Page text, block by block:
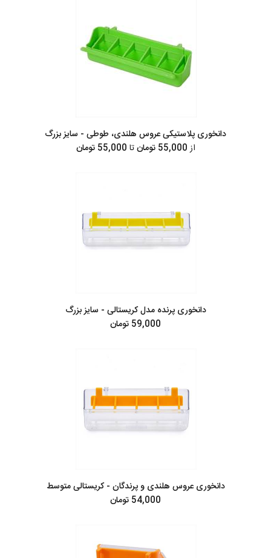
دانخوری پلاستیکی عروس هلندی، طوطی - سایز بزرگ
از55,000 تومان تا
دانخوری پرنده مدل کریستالی - سایز بزرگ
59,000 تومان
دانخوری عروس هلندی و پرندگان - کریستالی متوسط
54,000 تومان